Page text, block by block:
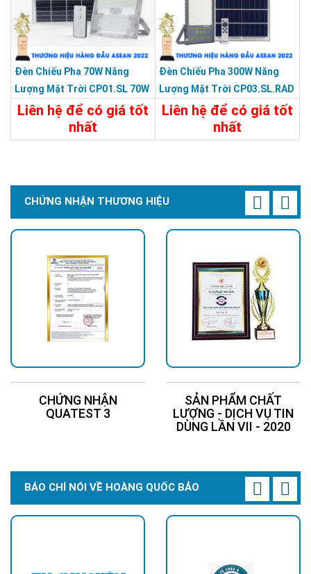
Đèn Chiếu Pha 70W Năng
Lượng Mặt Trời CP01.SL 70W
Liên hệ để có giá tốt
nhất
Đèn Chiếu Pha 300W Năng
Lượng Mặt Trời CP03.SL.RAD
300W.V2
Liên hệ để có giá tốt
nhất
CHỨNG NHẬN THƯƠNG HIỆU
CHỨNG NHẬN
QUATEST 3
SẢN PHẨM CHẤT
LƯỢNG - DỊCH VỤ TIN
DÙNG LẦN VII - 2020
BÁO CHÍ NÓI VỀ HOÀNG QUỐC BẢO